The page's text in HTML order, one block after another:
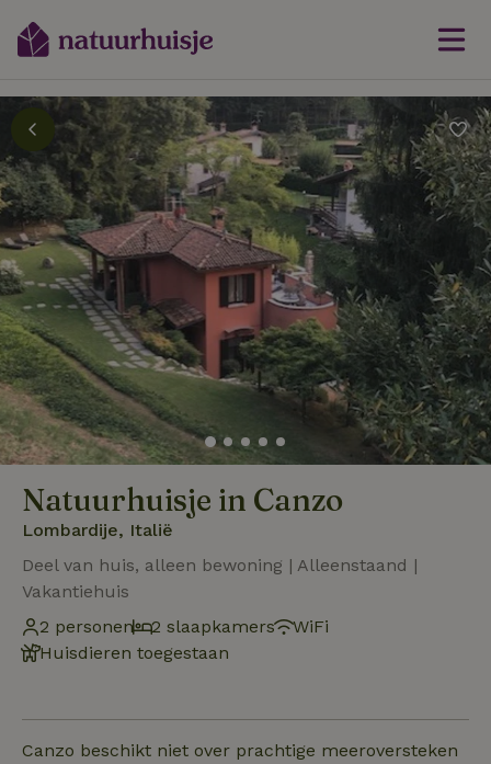
Natuurhuisje in Canzo
Lombardije, Italië
Deel van huis, alleen bewoning | Alleenstaand |
Vakantiehuis
2 personen
2 slaapkamers
WiFi
Huisdieren toegestaan
Canzo beschikt niet over prachtige meeroversteken